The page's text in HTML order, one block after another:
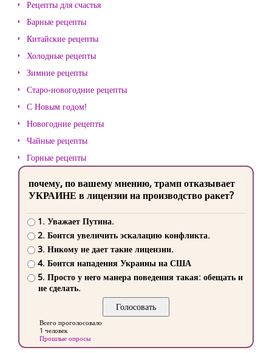
Рецепты для счастья
Барные рецепты
Китайские рецепты
Холодные рецепты
Зимние рецепты
Старо-новогодние рецепты
С Новым годом!
Новогодние рецепты
Чайные рецепты
Горные рецепты
почему, по вашему мнению, трамп отказывает
УКРАИНЕ в лицензии на производство ракет?
1. Уважает Путина.
2. Боится увеличить эскалацию конфликта.
3. Никому не дает такие лицензии.
4. Боится нападения Украины на США
5. Просто у него манера поведения такая: обещать и
не сделать.
Всего проголосовало
1 человек
Прошлые опросы